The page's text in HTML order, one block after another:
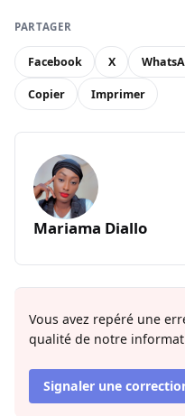
PARTAGER
Facebook X
Copier Imprimer
Mariama Diallo
Vous avez repéré une
qualité de notre
Signaler une